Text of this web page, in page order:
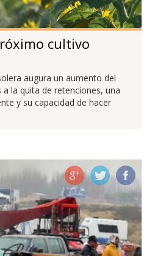
cultivo
augura un aumento del
la quita de retenciones, una
y su capacidad de hacer